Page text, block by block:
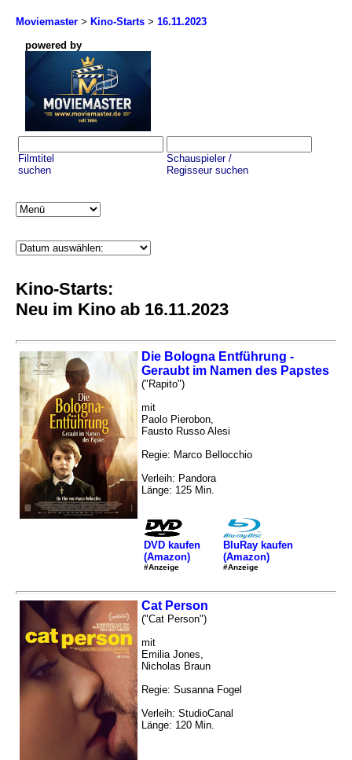
Moviemaster > Kino-Starts > 16.11.2023
powered by
Filmtitel
suchen
Schauspieler /
Regisseur suchen
Kino-Starts:
Neu im Kino ab 16.11.2023
Die Bologna Entführung -
Geraubt im Namen des Papstes
("Rapito")
mit
Paolo Pierobon,
Fausto Russo Alesi
Regie: Marco Bellocchio
Verleih: Pandora
Länge: 125 Min.
DVD kaufen
(Amazon)
#Anzeige
BluRay kaufen
(Amazon)
#Anzeige
Cat Person
("Cat Person")
mit
Emilia Jones,
Nicholas Braun
Regie: Susanna Fogel
Verleih: StudioCanal
Länge: 120 Min.